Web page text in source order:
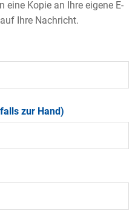
eine Kopie an Ihre eigene E-
Ihre Nachricht.
zur Hand)